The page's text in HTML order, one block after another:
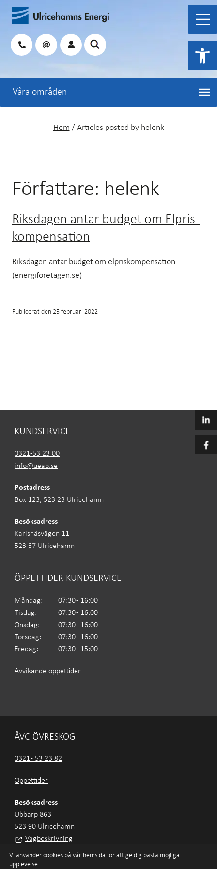
Hoppa
innehåll
Sök
Hem / Articles posted by helenk
Författare: helenk
Riksdagen antar budget om Elpris­
kompensation
Riksdagen antar budget om elpriskompensation
(energiforetagen.se)
Publicerat den 25 februari 2022
KUNDSERVICE
0321-53 23 00
info@ueab.se
Postadress
Box 123, 523 23 Ulricehamn
Besöksadress
Karlsnäsvägen 11
523 37 Ulricehamn
ÖPPETTIDER KUNDSERVICE
Måndag:
07:30 - 16:00
Tisdag:
07:30 - 16:00
Onsdag:
07:30 - 16:00
Torsdag:
07:30 - 16:00
Fredag:
07:30 - 15:00
Avvikande öppettider
ÅVC ÖVRESKOG
0321 - 53 23 82
Öppettider
Besöksadress
Ubbarp 863
523 90 Ulricehamn
Vägbeskrivning
Vi använder cookies på vår hemsida för att ge dig bästa möjliga
upplevelse.